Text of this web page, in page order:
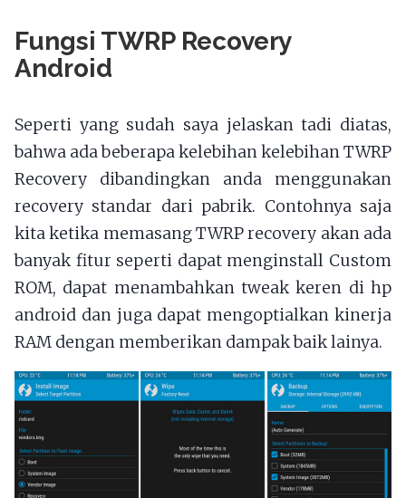
Fungsi TWRP Recovery
Android
Seperti yang sudah saya jelaskan tadi diatas,
bahwa ada beberapa kelebihan kelebihan TWRP
Recovery dibandingkan anda menggunakan
recovery standar dari pabrik. Contohnya saja
kita ketika memasang TWRP recovery akan ada
banyak fitur seperti dapat menginstall Custom
ROM, dapat menambahkan tweak keren di hp
android dan juga dapat mengoptialkan kinerja
RAM dengan memberikan dampak baik lainya.